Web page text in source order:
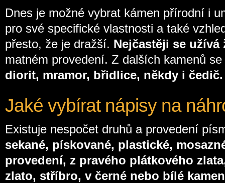
Dnes je možné vybrat kámen přírodní i
pro své specifické vlastnosti a také
přesto, že je dražší. Nejčastěji se užívá
matném provedení. Z dalších kamenů
diorit, mramor, břidlice, někdy i čedič.
Jaké vybírat nápisy na
Existuje nespočet druhů a provedení
sekané, pískované, plastické,
provedení, z pravého plátkového
zlato, stříbro, v černé nebo bílé